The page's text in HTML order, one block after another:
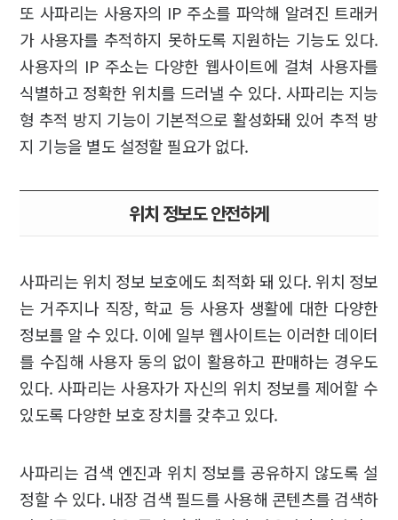
또 사파리는 사용자의 IP 주소를 파악해 알려진 트래커
가 사용자를 추적하지 못하도록 지원하는 기능도 있다.
사용자의 IP 주소는 다양한 웹사이트에 걸쳐 사용자를
식별하고 정확한 위치를 드러낼 수 있다. 사파리는 지능
형 추적 방지 기능이 기본적으로 활성화돼 있어 추적 방
지 기능을 별도 설정할 필요가 없다.
위치 정보도 안전하게
사파리는 위치 정보 보호에도 최적화 돼 있다. 위치 정보
는 거주지나 직장, 학교 등 사용자 생활에 대한 다양한
정보를 알 수 있다. 이에 일부 웹사이트는 이러한 데이터
를 수집해 사용자 동의 없이 활용하고 판매하는 경우도
있다. 사파리는 사용자가 자신의 위치 정보를 제어할 수
있도록 다양한 보호 장치를 갖추고 있다.
사파리는 검색 엔진과 위치 정보를 공유하지 않도록 설
정할 수 있다. 내장 검색 필드를 사용해 콘텐츠를 검색하